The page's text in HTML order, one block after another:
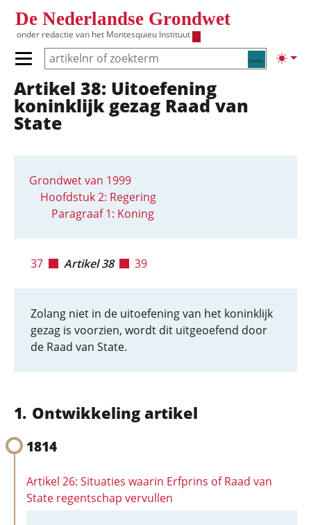
De Nederlandse Grondwet
onder redactie van het Montesquieu Instituut
Zoeken
Primair menu tonen/verbergen
Hoofdnavigatie
Artikel 38: Uitoefening
koninklijk gezag Raad van
State
Grondwet van 1999
Hoofdstuk 2: Regering
Paragraaf 1: Koning
37 Artikel 38 39
Zolang niet in de uitoefening van het koninklijk
gezag is voorzien, wordt dit uitgeoefend door
de Raad van State.
Ontwikkeling artikel
1814
Artikel 26: Situaties waarin Erfprins of Raad van
State regentschap vervullen